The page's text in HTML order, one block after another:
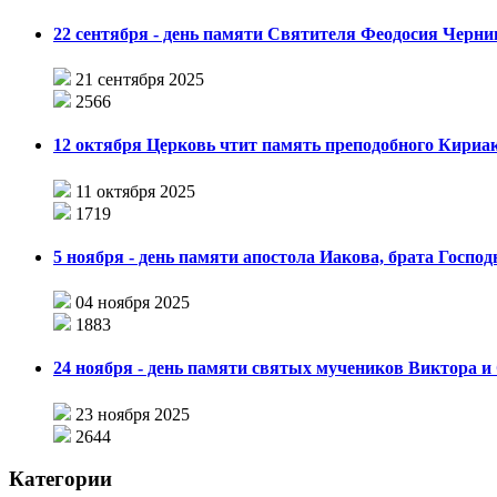
22 сентября - день памяти Святителя Феодосия
21 сентября 2025
2566
12 октября Церковь чтит память преподобного
11 октября 2025
1719
5 ноября - день памяти апостола Иакова, брата
04 ноября 2025
1883
24 ноября - день памяти святых мучеников Виктора
23 ноября 2025
2644
Категории